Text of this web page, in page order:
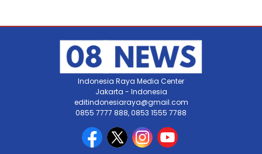
Indonesia Raya Media Center
Jakarta - Indonesia
editindonesiaraya@gmail.com
0855 7777 888, 0853 1555 7788